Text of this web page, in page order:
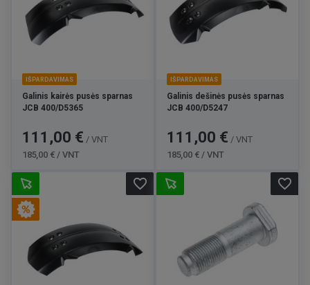
IŠPARDAVIMAS
Galinis kairės pusės sparnas
JCB 400/D5365
Kaina
111,00 € / VNT
185,00 € / VNT
IŠPARDAVIMAS
Galinis dešinės pusės sparnas
JCB 400/D5247
Kaina
111,00 € / VNT
185,00 € / VNT
favorite_border favorite_border